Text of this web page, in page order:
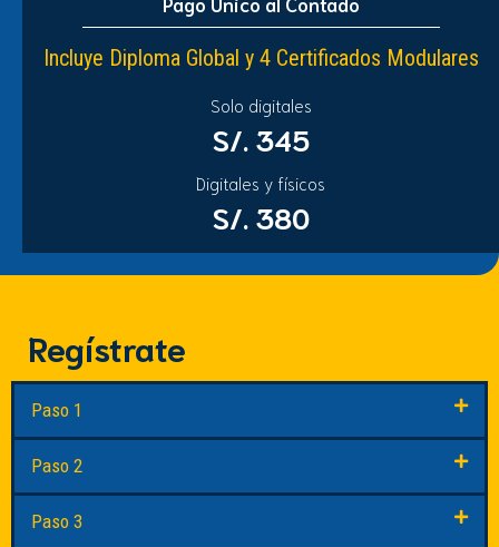
Incluye Diploma Global y 4 Certificados Modulares
Solo digitales
S/. 345
Digitales y físicos
S/. 380
Regístrate
Paso 1
Paso 2
Paso 3